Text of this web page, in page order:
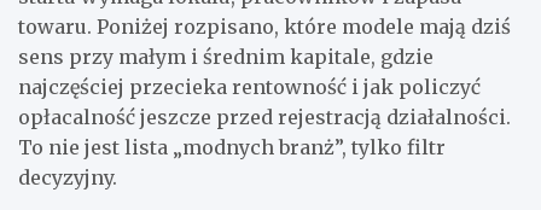
towaru. Poniżej rozpisano, które modele mają dziś
sens przy małym i średnim kapitale, gdzie
najczęściej przecieka rentowność i jak policzyć
opłacalność jeszcze przed rejestracją działalności.
To nie jest lista „modnych branż”, tylko filtr
decyzyjny.